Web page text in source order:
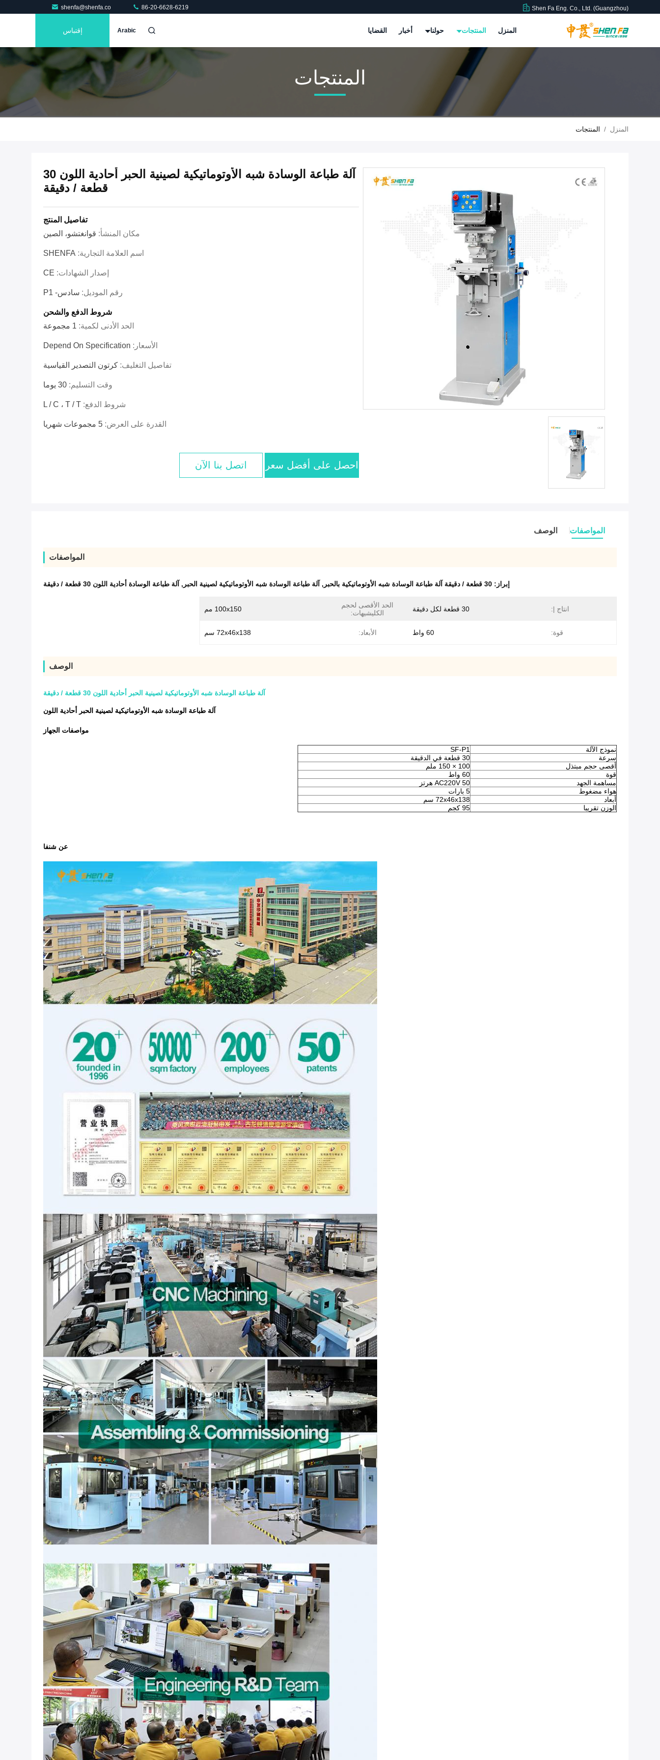
Shen Fa Eng. Co., Ltd. (Guangzhou)
shenfa@shenfa.co 86-20-6628-6219
المنزل المنتجات حولنا أخبار القضايا Arabic إقتباس
المنتجات
المنزل / المنتجات
آلة طباعة الوسادة شبه الأوتوماتيكية لصينية الحبر أحادية اللون 30
قطعة / دقيقة
تفاصيل المنتج
مكان المنشأ: قوانغتشو، الصين
اسم العلامة التجارية: SHENFA
إصدار الشهادات: CE
رقم الموديل: سادس- P1
شروط الدفع والشحن
الحد الأدنى لكمية: 1 مجموعة
الأسعار: Depend On Specification
تفاصيل التغليف: كرتون التصدير القياسية
وقت التسليم: 30 يوما
شروط الدفع: L / C ، T / T
القدرة على العرض: 5 مجموعات شهريا
احصل على أفضل سعر اتصل بنا الآن
المواصفات الوصف
المواصفات
إبراز: 30 قطعة / دقيقة آلة طباعة الوسادة شبه الأوتوماتيكية بالحبر , آلة طباعة الوسادة شبه الأوتوماتيكية لصينية الحبر , آلة طباعة الوسادة أحادية اللون 30 قطعة / دقيقة
انتاج |: 30 قطعة لكل دقيقة
الحد الأقصى لحجم
الكليشيهات:
100x150 مم
قوة: 60 واط الأبعاد: 72x46x138 سم
الوصف
آلة طباعة الوسادة شبه الأوتوماتيكية لصينية الحبر أحادية اللون 30 قطعة / دقيقة
آلة طباعة الوسادة شبه الأوتوماتيكية لصينية الحبر أحادية اللون
مواصفات الجهاز
نموذج الآلة
SF-P1
سرعة
30 قطعة في الدقيقة
أقصى حجم مبتذل
100 × 150 ملم
قوة
60 واط
مساهمة الجهد
AC220V 50 هرتز
هواء مضغوط
5 بارات
أبعاد
72x46x138 سم
الوزن تقريبا
95 كجم
عن شنفا